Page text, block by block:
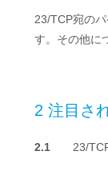
23/TCP宛の
す。その他に
2 注目さ
2.1 23/TCP